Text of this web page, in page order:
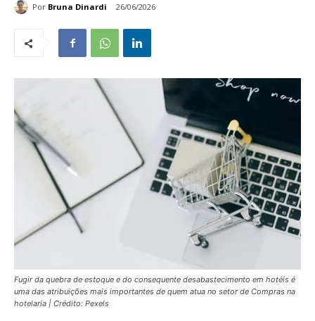
Por Bruna Dinardi 26/06/2026
Fugir da quebra de estoque e do consequente desabastecimento em hotéis é
uma das atribuições mais importantes de quem atua no setor de Compras na
hotelaria | Crédito: Pexels